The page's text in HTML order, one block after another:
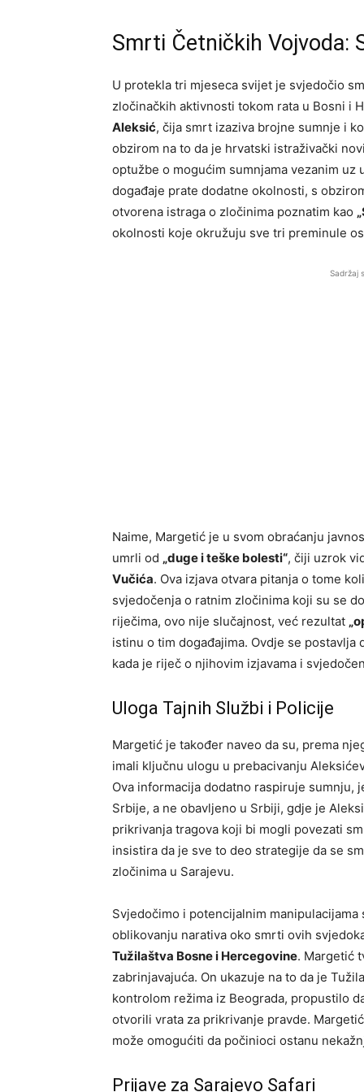
Smrti Četničkih Vojvoda:
U protekla tri mjeseca svijet je svjedočio
zločinačkih aktivnosti tokom rata u Bosni i
Aleksić, čija smrt izaziva brojne sumnje i
obzirom na to da je hrvatski istraživački
optužbe o mogućim sumnjama vezanim
događaje prate dodatne okolnosti, s
otvorena istraga o zločinima poznatim kao
okolnosti koje okružuju sve tri preminule
Sadržaj
Naime, Margetić je u svom obraćanju
umrli od „duge i teške bolesti“, čiji uzrok
Vučića. Ova izjava otvara pitanja o tome
svjedočenja o ratnim zločinima koji su se
riječima, ovo nije slučajnost, već rezultat
istinu o tim događajima. Ovdje se
kada je riječ o njihovim izjavama i
Uloga Tajnih Službi i Policije
Margetić je također naveo da su, prema
imali ključnu ulogu u prebacivanju
Ova informacija dodatno raspiruje
Srbije, a ne obavljeno u Srbiji, gdje je
prikrivanja tragova koji bi mogli povezati
insistira da je sve to deo strategije da se
zločinima u Sarajevu.
Svjedočimo i potencijalnim
oblikovanju narativa oko smrti ovih
Tužilaštva Bosne i Hercegovine. Margetić
zabrinjavajuća. On ukazuje na to da je
kontrolom režima iz Beograda, propustilo
otvorili vrata za prikrivanje pravde.
može omogućiti da počinioci ostanu
Prijave za Sarajevo Safari